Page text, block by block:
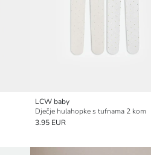
LCW baby
Dječje hulahopke s tufnama 2 kom
3.95 EUR